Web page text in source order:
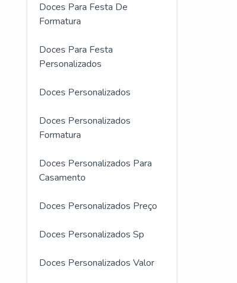
Doces Para Festa De
Formatura
Doces Para Festa
Personalizados
Doces Personalizados
Doces Personalizados
Formatura
Doces Personalizados Para
Casamento
Doces Personalizados Preço
Doces Personalizados Sp
Doces Personalizados Valor